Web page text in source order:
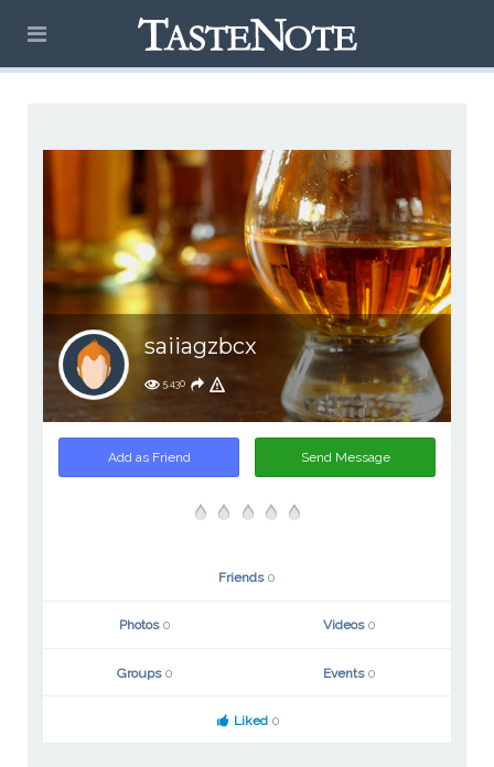
saiiagzbcx
5,430
Add as Friend Send Message
Friends 0
Photos 0 Videos 0
Groups 0 Events 0
Liked 0